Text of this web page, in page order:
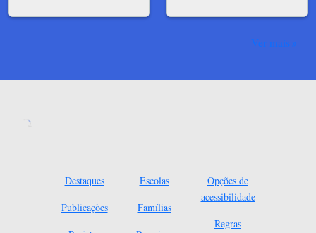
Ver mais
Destaques
Publicações
Escolas
Famílias
Opções de
acessibilidade
Regras